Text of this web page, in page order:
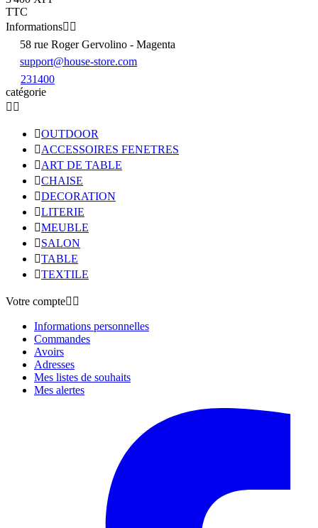
TTC
Informations 
58 rue Roger Gervolino - Magenta
support@house-store.com
231400
catégorie
 
OUTDOOR
ACCESSOIRES FENETRES
ART DE TABLE
CHAISE
DECORATION
LITERIE
MEUBLE
SALON
TABLE
TEXTILE
Votre compte 
Informations personnelles
Commandes
Avoirs
Adresses
Mes listes de souhaits
Mes alertes